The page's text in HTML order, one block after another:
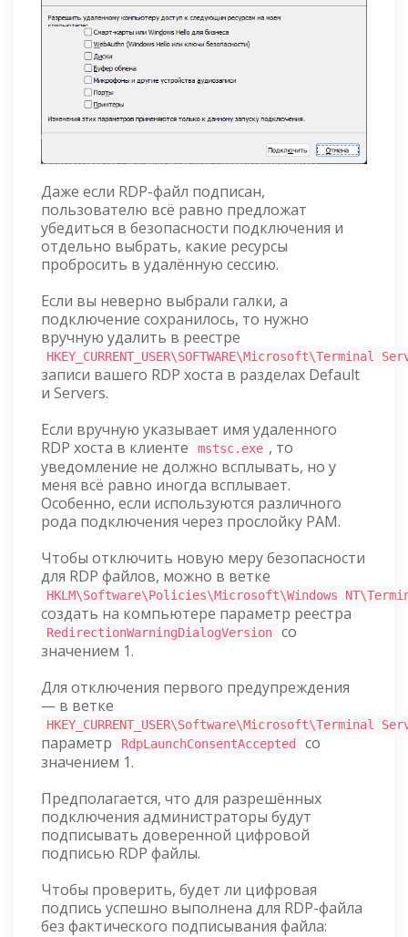
Даже если RDP-файл подписан,
пользователю всё равно предложат
убедиться в безопасности подключения и
отдельно выбрать, какие ресурсы
пробросить в удалённую сессию.
Если вы неверно выбрали галки, а
подключение сохранилось, то нужно
вручную удалить в реестре
HKEY_CURRENT_USER\SOFTWARE\Microsoft\Terminal
записи вашего RDP хоста в разделах Default
и Servers.
Если вручную указывает имя удаленного
RDP хоста в клиенте
mstsc.exe , то
уведомление не должно всплывать, но у
меня всё равно иногда всплывает.
Особенно, если используются различного
рода подключения через прослойку PAM.
Чтобы отключить новую меру безопасности
для RDP файлов, можно в ветке
HKLM\Software\Policies\Microsoft\Windows
создать на компьютере параметр реестра
RedirectionWarningDialogVersion
со
значением 1.
Для отключения первого предупреждения
— в ветке
HKEY_CURRENT_USER\Software\Microsoft\Terminal
параметр RdpLaunchConsentAccepted
со
значением 1.
Предполагается, что для разрешённых
подключения администраторы будут
подписывать доверенной цифровой
подписью RDP файлы.
Чтобы проверить, будет ли цифровая
подпись успешно выполнена для RDP-файла
без фактического подписывания файла: